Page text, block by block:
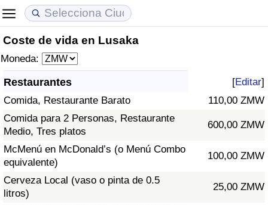
Coste de vida en Lusaka
Moneda:
Restaurantes [Editar]
Comida, Restaurante Barato
110,00 ZMW
Comida para 2 Personas, Restaurante
Medio, Tres platos
600,00 ZMW
McMenú en McDonald’s (o Menú Combo
equivalente)
100,00 ZMW
Cerveza Local (vaso o pinta de 0.5
litros)
25,00 ZMW
Coste de vida
Índice de Costo de Vida
Índice de costo de vida por país
en aqaba
Precios de las propiedades
Índice de Precios de Inmuebles
Índice de Precios de Inmuebles por País
Calidad de Vida
Índice de Calidad de Vida (Actual)
Índice de calidad de vida por país
Delincuencia
Calificación del Índice de Criminalidad